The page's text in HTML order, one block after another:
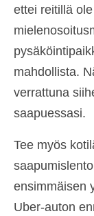
ettei reitillä
mahdollista.
verrattuna
saapuessasi.
Tee myös
ensimmäisen
Uber-auton